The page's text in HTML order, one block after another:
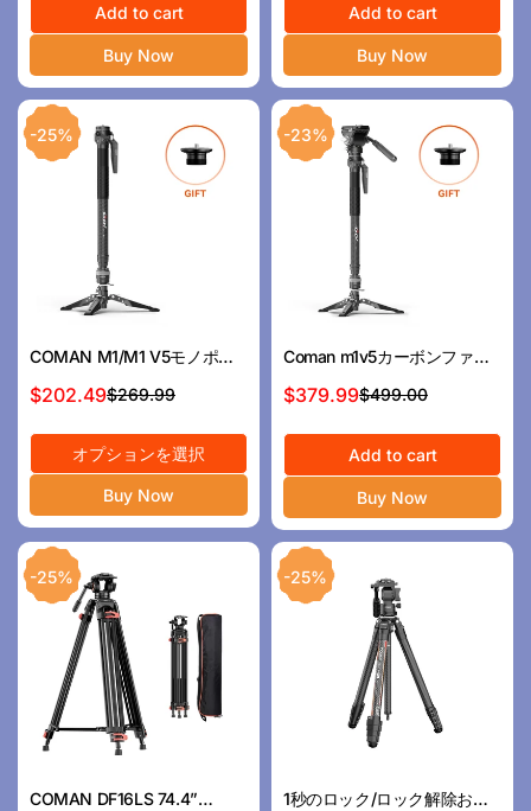
ス
プ
ラ
イ
ス
格
Add to cart
Buy Now
ス
プ
ラ
イ
ス
格
Add to cart
Buy Now
COMAN M1/M1 V5モノポッ
ド軽量カーボンファイバーモ
ノポッド安定サポート20kg最
大高さ1595mm
セ
ー
ス
プ
ラ
イ
ス
$202.49
通
常
格
$269.99
オプションを選択
Buy Now
-25%
Coman m1v5カーボンファイ
バーモノポッドV5ヘッド
1700mm高さ10kg荷重
セ
ー
ス
プ
ラ
イ
ス
$379.99
通
常
格
$499.00
Add to cart
Buy Now
-23%
COMAN DF16LS 74.4”
-25%
1秒のロック/ロック解除およ
-25%